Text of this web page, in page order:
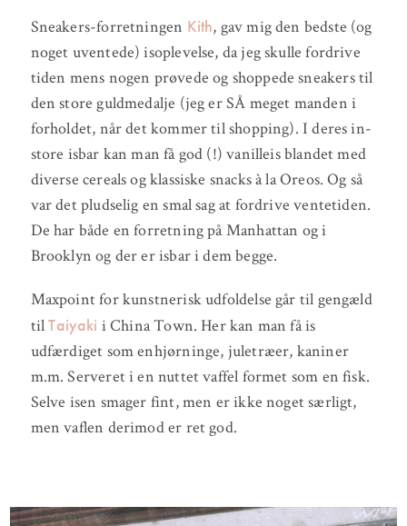
Sneakers-forretningen Kith, gav mig den bedste (og
noget uventede) isoplevelse, da jeg skulle fordrive
tiden mens nogen prøvede og shoppede sneakers til
den store guldmedalje (jeg er SÅ meget manden i
forholdet, når det kommer til shopping). I deres in-
store isbar kan man få god (!) vanilleis blandet med
diverse cereals og klassiske snacks à la Oreos. Og så
var det pludselig en smal sag at fordrive ventetiden.
De har både en forretning på Manhattan og i
Brooklyn og der er isbar i dem begge.
Maxpoint for kunstnerisk udfoldelse går til gengæld
tilTaiyaki i China Town. Her kan man få is
udfærdiget som enhjørninge, juletræer, kaniner
m.m. Serveret i en nuttet vaffel formet som en fisk.
Selve isen smager fint, men er ikke noget særligt,
men vaflen derimod er ret god.